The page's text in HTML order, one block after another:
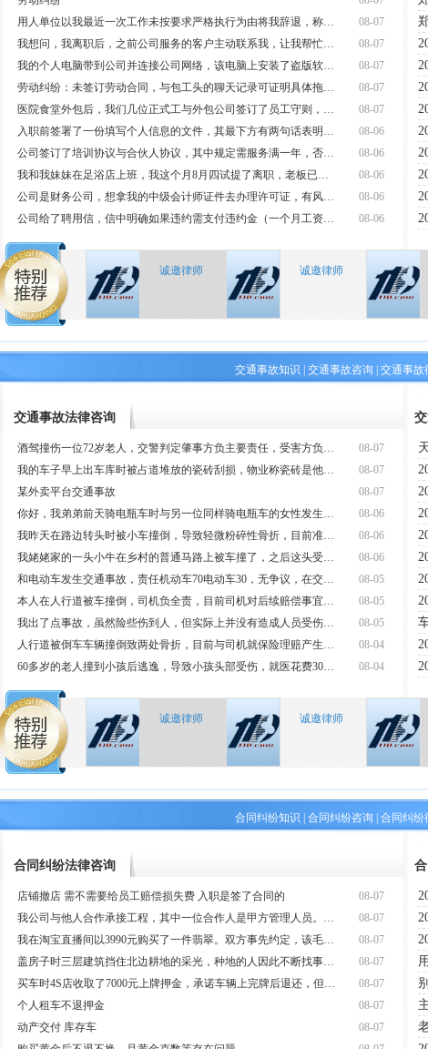
08-07
用人单位以我最近一次工作未按要求严格执行为由将我辞退，称此行为触碰了单
08-07
我想问，我离职后，之前公司服务的客户主动联系我，让我帮忙兼职做事，但前
08-07
我的个人电脑带到公司并连接公司网络，该电脑上安装了盗版软件，公司需要为
08-07
劳动纠纷：未签订劳动合同，与包工头的聊天记录可证明具体拖欠金额，拖欠时
08-07
医院食堂外包后，我们几位正式工与外包公司签订了员工守则，劳务关系仍在医
08-06
入职前签署了一份填写个人信息的文件，其最下方有两句话表明双方在平等自愿
08-06
公司签订了培训协议与合伙人协议，其中规定需服务满一年，否则将罚款1万元
08-06
我和我妹妹在足浴店上班，我这个月8月四试提了离职，老板已经同意了
08-06
公司是财务公司，想拿我的中级会计师证件去办理许可证，有风险吗？
08-06
公司给了聘用信，信中明确如果违约需支付违约金（一个月工资），这种情况下
诚邀律师 诚邀律师
交通事故知识 交通事故咨询 交通事故
交通事故法律咨询
08-07
酒驾撞伤一位72岁老人，交警判定肇事方负主要责任，受害方负次要责任。受
08-07
我的车子早上出车库时被占道堆放的瓷砖刮损，物业称瓷砖是他们聘请的施工方
08-07
某外卖平台交通事故
08-06
你好，我弟弟前天骑电瓶车时与另一位同样骑电瓶车的女性发生了碰撞。事故导
08-06
我昨天在路边转头时被小车撞倒，导致轻微粉碎性骨折，目前准备出院，需要在
08-06
我姥姥家的一头小牛在乡村的普通马路上被车撞了，之后这头受伤的小牛又撞到
08-05
和电动车发生交通事故，责任机动车70电动车30，无争议，在交警队签完无争议
08-05
本人在人行道被车撞倒，司机负全责，目前司机对后续赔偿事宜态度模糊。
08-05
我出了点事故，虽然险些伤到人，但实际上并没有造成人员受伤，公司却直接将
08-04
人行道被倒车车辆撞倒致两处骨折，目前与司机就保险理赔产生纠纷。
08-04
60多岁的老人撞到小孩后逃逸，导致小孩头部受伤，就医花费3000元，家
诚邀律师 诚邀律师
合同纠纷知识 合同纠纷咨询 合同纠纷
合同纠纷法律咨询
08-07
店铺撤店 需不需要给员工赔偿损失费 入职是签了合同的
08-07
我公司与他人合作承接工程，其中一位合作人是甲方管理人员。目前办理结算时
08-07
我在淘宝直播间以3990元购买了一件翡翠。双方事先约定，该毛货经抛光后
08-07
盖房子时三层建筑挡住北边耕地的采光，种地的人因此不断找事是否合法？应该
08-07
买车时4S店收取了7000元上牌押金，承诺车辆上完牌后退还，但至今一直
08-07
个人租车不退押金
08-07
动产交付 库存车